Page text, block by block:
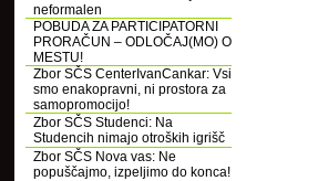
neformalen
POBUDA ZA PARTICIPATORNI
PRORAČUN – ODLOČAJ(MO) O
MESTU!
Zbor SČS CenterIvanCankar: Vsi
smo enakopravni, ni prostora za
samopromocijo!
Zbor SČS Studenci: Na
Studencih nimajo otroških igrišč
Zbor SČS Nova vas: Ne
popuščajmo, izpeljimo do konca!